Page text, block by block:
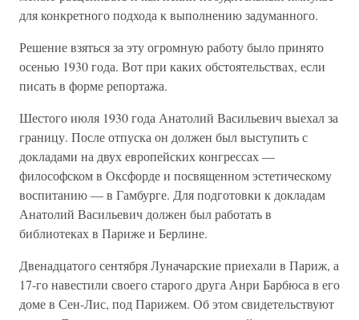
для конкретного подхода к выполнению задуманного.
Решение взяться за эту огромную работу было принято
осенью 1930 года. Вот при каких обстоятельствах, если
писать в форме репортажа.
Шестого июля 1930 года Анатолий Васильевич выехал за
границу. После отпуска он должен был выступить с
докладами на двух европейских конгрессах —
философском в Оксфорде и посвященном эстетическому
воспитанию — в Гамбурге. Для подготовки к докладам
Анатолий Васильевич должен был работать в
библиотеках в Париже и Берлине.
Двенадцатого сентября Луначарские приехали в Париж, а
17-го навестили своего старого друга Анри Барбюса в его
доме в Сен-Лис, под Парижем. Об этом свидетельствуют